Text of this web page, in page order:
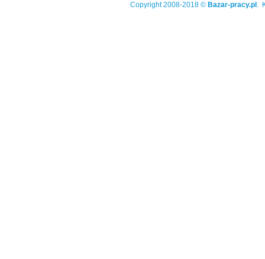
Copyright 2008-2018 © Bazar-pracy.pl .